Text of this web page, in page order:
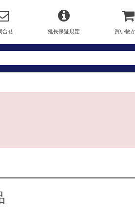
合せ 延長保証規定 買い物